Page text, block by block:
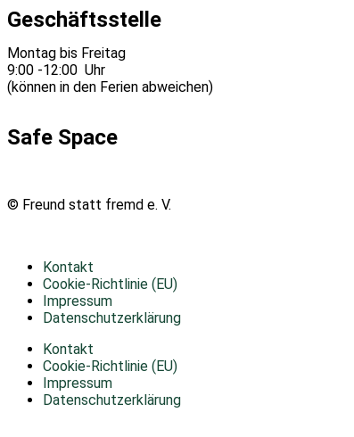
Geschäftsstelle
Montag bis Freitag
9:00 -12:00 Uhr
(können in den Ferien abweichen)
Safe Space
© Freund statt fremd e. V.
Kontakt
Cookie-Richtlinie (EU)
Impressum
Datenschutzerklärung
Kontakt
Cookie-Richtlinie (EU)
Impressum
Datenschutzerklärung